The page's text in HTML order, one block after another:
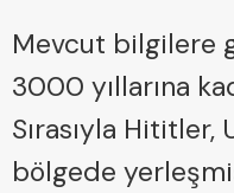
Mevcut bilgilere
3000 yıllarına
Sırasıyla
bölgede